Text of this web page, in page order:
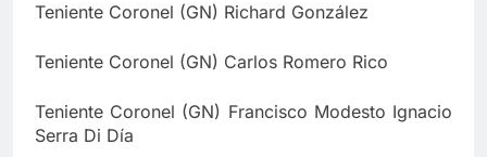
Teniente Coronel (GN) Richard González
Teniente Coronel (GN) Carlos Romero Rico
Teniente Coronel (GN) Francisco Modesto Ignacio
Serra Di Día